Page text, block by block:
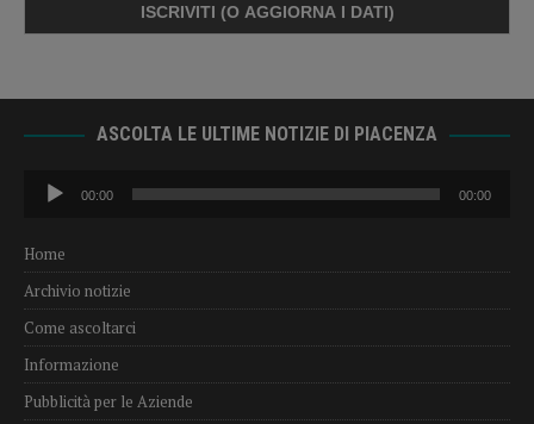
ASCOLTA LE ULTIME NOTIZIE DI PIACENZA
Audio
Player
00:00 00:00
Home
Archivio notizie
Come ascoltarci
Informazione
Pubblicità per le Aziende